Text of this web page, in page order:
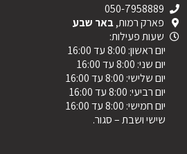
050-7958889
פארק רמות,באר שבע
שעות פעילות:
יום ראשון: 8:00 עד 16:00
יום שני: 8:00 עד 16:00
יום שלישי: 8:00 עד 16:00
יום רביעי: 8:00 עד 16:00
יום חמישי: 8:00 עד 16:00
שישי ושבת – סגור.